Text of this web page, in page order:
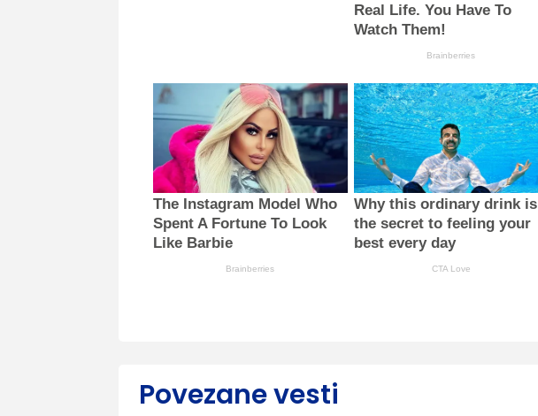
Real Life. You Have To
Watch Them!
Brainberries
The Instagram Model Who
Spent A Fortune To Look
Like Barbie
Brainberries
Why this ordinary drink is
the secret to feeling your
best every day
CTA Love
Povezane vesti